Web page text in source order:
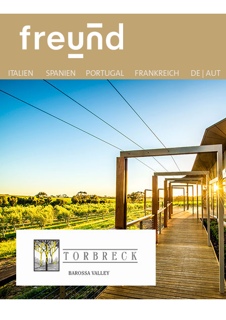
ITALIEN SPANIEN PORTUGAL FRANKREICH DE | AUT